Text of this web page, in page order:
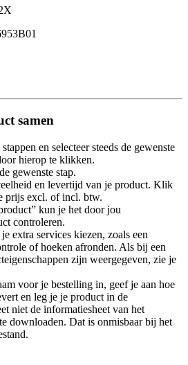
samen
en selecteer steeds de gewenste
hierop te klikken.
gewenste stap.
en levertijd van je product. Klik
prijs excl. of incl. btw.
kun je het door jou
controleren.
extra services kiezen, zoals een
of hoeken afronden. Als bij een
zijn weergegeven, zie je
voor je bestelling in, geef je aan hoe
en leg je je product in de
niet de informatiesheet van het
downloaden. Dat is onmisbaar bij het